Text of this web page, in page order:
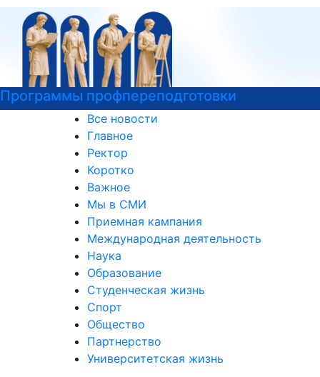
Программы профпереподготовки
Все новости
Главное
Ректор
Коротко
Важное
Мы в СМИ
Приемная кампания
Международная деятельность
Наука
Образование
Студенческая жизнь
Спорт
Общество
Партнерство
Университетская жизнь